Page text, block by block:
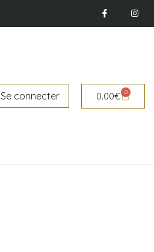
Se connecter 0.00€ 0